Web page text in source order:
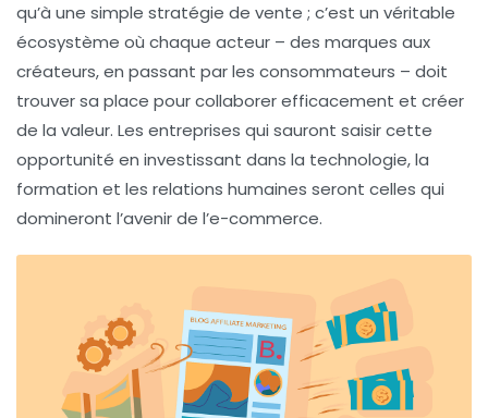
qu’à une simple stratégie de vente ; c’est un véritable
écosystème où chaque acteur – des marques aux
créateurs, en passant par les consommateurs – doit
trouver sa place pour collaborer efficacement et créer
de la valeur. Les entreprises qui sauront saisir cette
opportunité en investissant dans la technologie, la
formation et les relations humaines seront celles qui
domineront l’avenir de l’e-commerce.